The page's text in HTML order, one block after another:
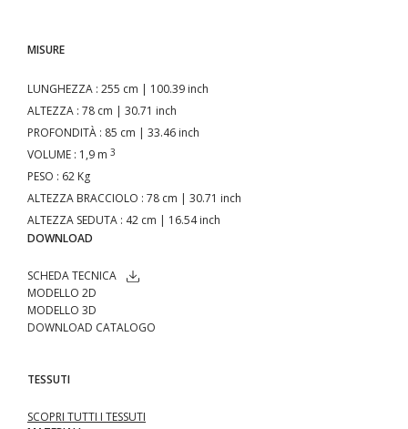
MISURE
LUNGHEZZA : 255 cm | 100.39 inch
ALTEZZA : 78 cm | 30.71 inch
PROFONDITÀ : 85 cm | 33.46 inch
VOLUME : 1,9 m 3
PESO : 62 Kg
ALTEZZA BRACCIOLO : 78 cm | 30.71 inch
ALTEZZA SEDUTA : 42 cm | 16.54 inch
DOWNLOAD
SCHEDA TECNICA
MODELLO 2D
MODELLO 3D
DOWNLOAD CATALOGO
TESSUTI
SCOPRI TUTTI I TESSUTI